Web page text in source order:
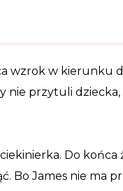
wzrok w kierunku
nie przytuli dziecka,
Do końca
Bo James nie ma